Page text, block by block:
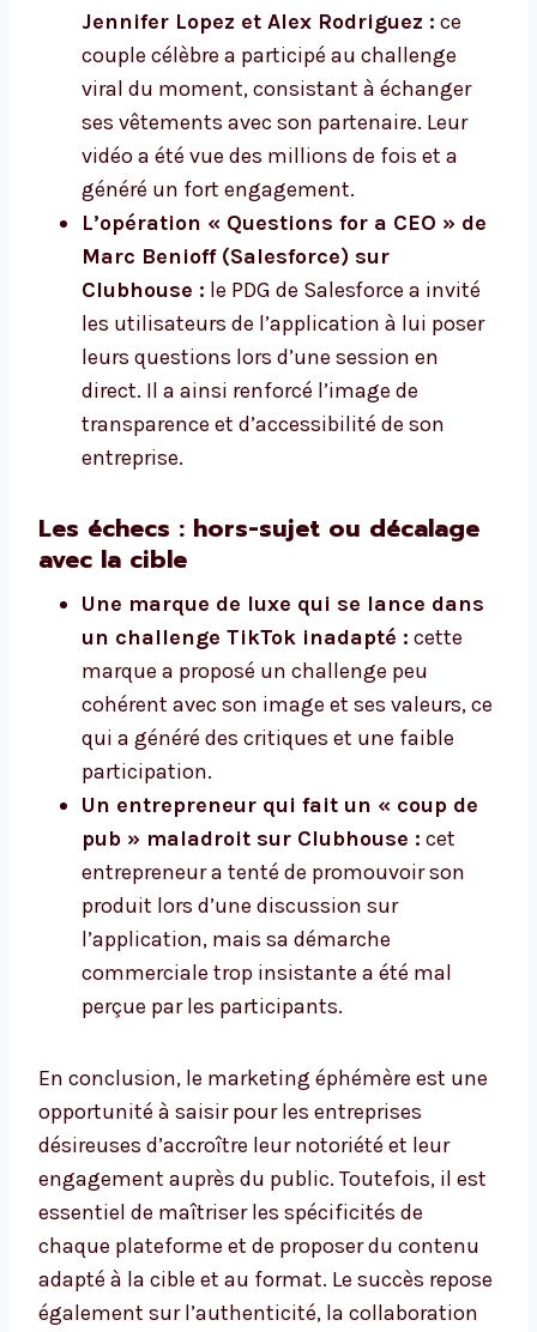
Jennifer Lopez et Alex Rodriguez : ce
couple célèbre a participé au challenge
viral du moment, consistant à échanger
ses vêtements avec son partenaire. Leur
vidéo a été vue des millions de fois et a
généré un fort engagement.
L’opération « Questions for a CEO » de
Marc Benioff (Salesforce) sur
Clubhouse : le PDG de Salesforce a invité
les utilisateurs de l’application à lui poser
leurs questions lors d’une session en
direct. Il a ainsi renforcé l’image de
transparence et d’accessibilité de son
entreprise.
Les échecs : hors-sujet ou décalage
avec la cible
Une marque de luxe qui se lance dans
un challenge TikTok inadapté : cette
marque a proposé un challenge peu
cohérent avec son image et ses valeurs, ce
qui a généré des critiques et une faible
participation.
Un entrepreneur qui fait un « coup de
pub » maladroit sur Clubhouse : cet
entrepreneur a tenté de promouvoir son
produit lors d’une discussion sur
l’application, mais sa démarche
commerciale trop insistante a été mal
perçue par les participants.
En conclusion, le marketing éphémère est une
opportunité à saisir pour les entreprises
désireuses d’accroître leur notoriété et leur
engagement auprès du public. Toutefois, il est
essentiel de maîtriser les spécificités de
chaque plateforme et de proposer du contenu
adapté à la cible et au format. Le succès repose
également sur l’authenticité, la collaboration